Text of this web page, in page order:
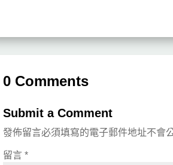
0 Comments
Submit a Comment
發佈留言必須填寫的電子郵件地址不會
留言*